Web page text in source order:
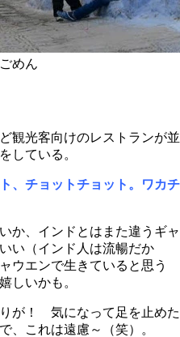
めん
観光客向けのレストランが並
している。
、チョットチョット。ワカチ
か、インドとはまた違うギャ
い（インド人は流暢だか
ウエンで生きていると思う
しいかも。
が！ 気になって足を止めた
、これは遠慮～（笑）。